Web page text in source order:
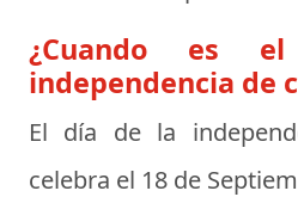
¿Cuando es
independencia de
El día de la
celebra el 18 de